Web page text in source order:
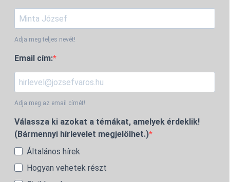
Adja meg teljes nevét!
Email cím:
Adja meg az email címét!
Válassza ki azokat a témákat, amelyek érdeklik!
(Bármennyi hírlevelet megjelölhet.)
Általános hírek
Hogyan vehetek részt